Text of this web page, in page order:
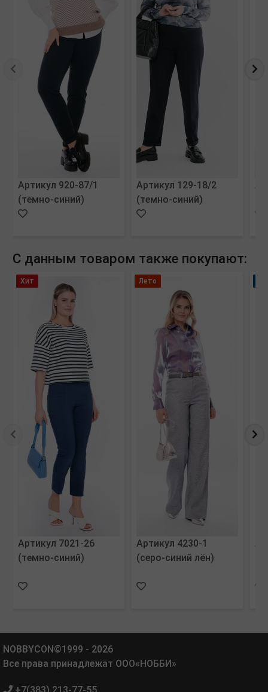
Артикул 920-87/1
(темно-синий)
Артикул 129-18/2
(темно-синий)
С данным товаром также покупают:
Хит
Артикул 7021-26
(темно-синий)
Лето
Артикул 4230-1
(серо-синий лён)
NOBBYCON©1999 - 2026
Все права принадлежат ООО«НОББИ»
+7(383) 213-77-55